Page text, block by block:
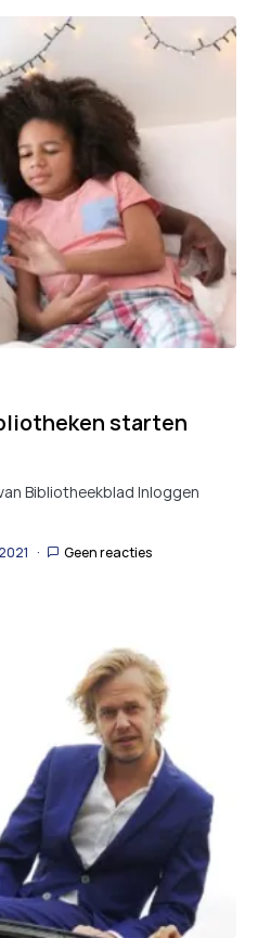
starten
Bibliotheekblad Inloggen
Geen reacties